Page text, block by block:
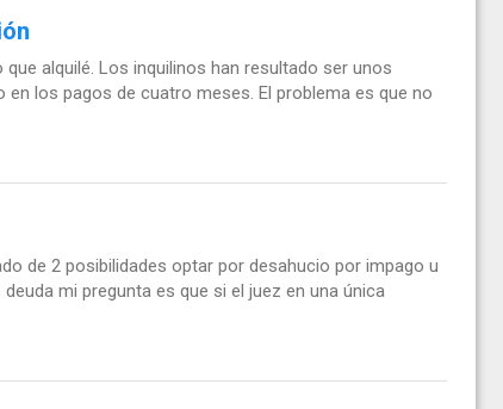
alquilé. Los inquilinos han resultado ser unos
los pagos de cuatro meses. El problema es que no
de 2 posibilidades optar por desahucio por impago u
mi pregunta es que si el juez en una única